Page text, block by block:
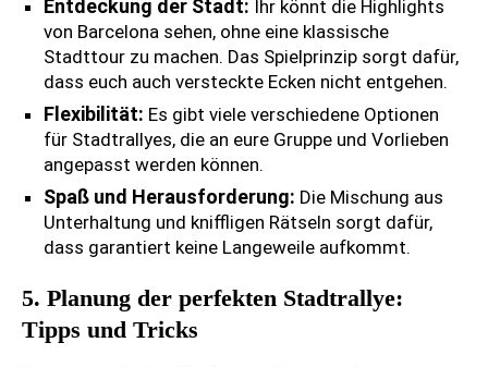
Entdeckung der Stadt: Ihr könnt die Highlights
von Barcelona sehen, ohne eine klassische
Stadttour zu machen. Das Spielprinzip sorgt dafür,
dass euch auch versteckte Ecken nicht entgehen.
Flexibilität: Es gibt viele verschiedene Optionen
für Stadtrallyes, die an eure Gruppe und Vorlieben
angepasst werden können.
Spaß und Herausforderung: Die Mischung aus
Unterhaltung und kniffligen Rätseln sorgt dafür,
dass garantiert keine Langeweile aufkommt.
5. Planung der perfekten Stadtrallye:
Tipps und Tricks